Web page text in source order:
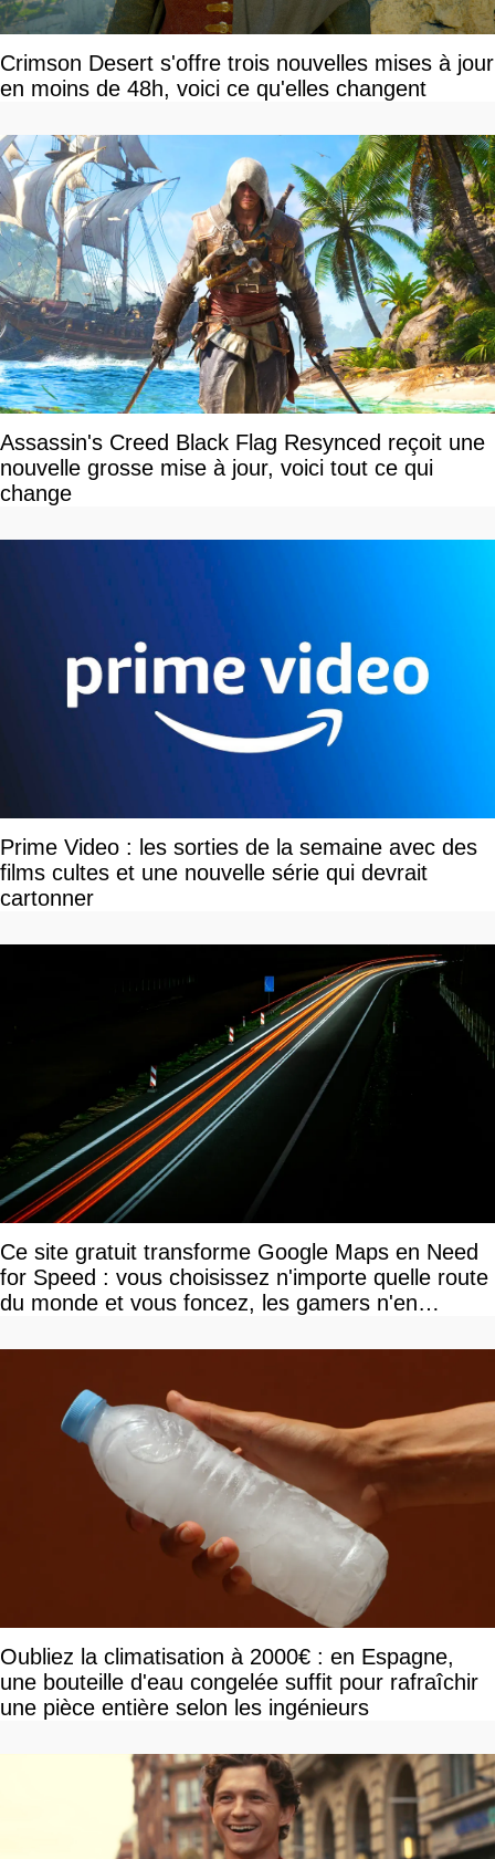
Crimson Desert s'offre trois nouvelles mises à jour
en moins de 48h, voici ce qu'elles changent
Assassin's Creed Black Flag Resynced reçoit une
nouvelle grosse mise à jour, voici tout ce qui
change
Prime Video : les sorties de la semaine avec des
films cultes et une nouvelle série qui devrait
cartonner
Ce site gratuit transforme Google Maps en Need
for Speed : vous choisissez n'importe quelle route
du monde et vous foncez, les gamers n'en
Oubliez la climatisation à 2000€ : en Espagne,
une bouteille d'eau congelée suffit pour rafraîchir
une pièce entière selon les ingénieurs